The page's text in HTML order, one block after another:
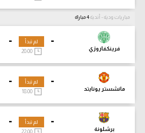
مباريات ودية - أندية
-
فرينكفاروزي
- لم تبدأ
-
مانشستر يونايتد
- لم تبدأ
18:00
-
برشلونة
- لم تبدأ